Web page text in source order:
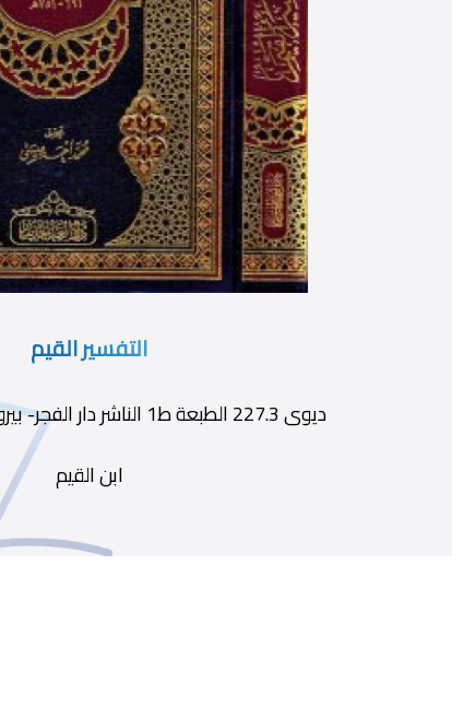
التفسير القيم
ديوى 227.3 الطبعة ط1 الناشر دار الفجر- بيروت سنة النشر 1988
ابن القيم